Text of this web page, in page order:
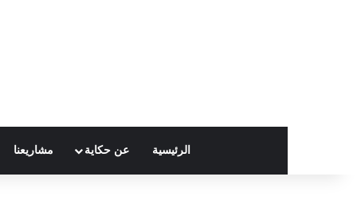
الرئيسية عن حكاية مشاريعنا